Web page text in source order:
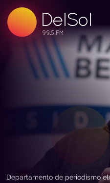
DelSol
99.5 FM
99.5 FM
99.5 FM
Departamento de periodismo